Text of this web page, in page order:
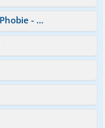
Unglücklich verliebt mit sozialer Phobie - was meint ihr dazu?